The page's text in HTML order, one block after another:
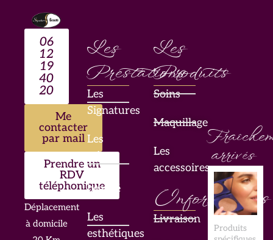
06
12
19
40
20
Me
contacter
par mail
Prendre un
RDV
téléphonique
Déplacement
à domicile
Les
Prestations
Les
Signatures
Les
mises
en
beauté
Les
esthétiques
Les
Produits
Soins
Maquillage
Les
accessoires
Informations
Livraison
arrivés
Produits